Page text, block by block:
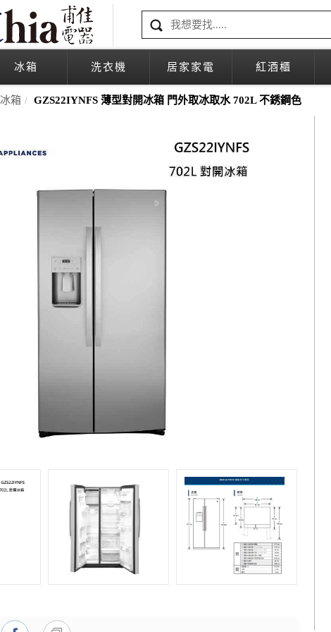
冰箱 洗衣機 居家家電 紅酒櫃
冰箱 GZS22IYNFS 薄型對開冰箱 門外取冰取水 702L 不銹鋼色